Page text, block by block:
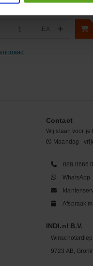
EA +
Contact
Wij staan voor je
Maandag -
088 0666
WhatsApp
Afspraak
INDI.nl B.V.
9723 AB,